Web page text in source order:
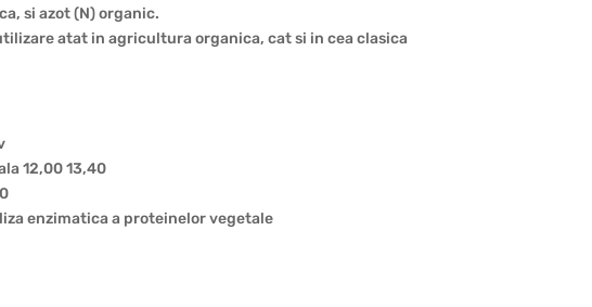
si azot (N) organic.
atat in agricultura organica, cat si in cea clasica
12,00 13,40
enzimatica a proteinelor vegetale